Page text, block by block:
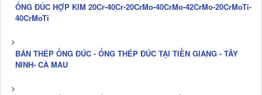
ỐNG ĐÚC HỢP KIM 20Cr-40Cr-20CrMo-40CrMo-42CrMo-20CrMoTi-
40CrMoTi
BÁN THÉP ỐNG ĐÚC - ỐNG THÉP ĐÚC TẠI TIỀN GIANG - TÂY
NINH- CÀ MAU